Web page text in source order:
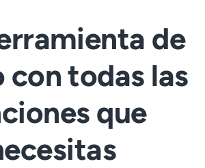
de
con todas las
que